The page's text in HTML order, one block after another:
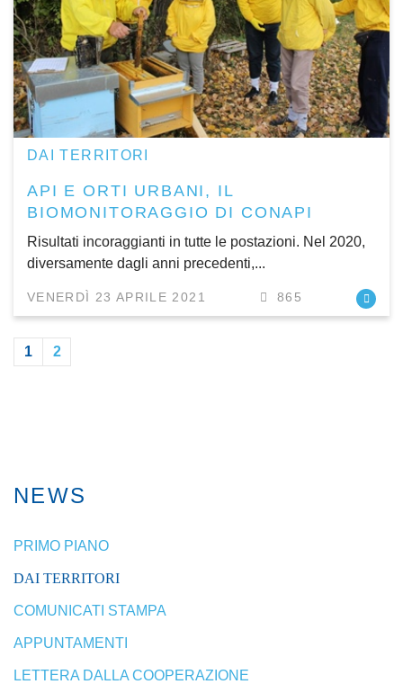
DAI TERRITORI
API E ORTI URBANI, IL
BIOMONITORAGGIO DI CONAPI
Risultati incoraggianti in tutte le postazioni. Nel 2020,
diversamente dagli anni precedenti,...
VENERDÌ 23 APRILE 2021 865
1 2
NEWS
PRIMO PIANO
DAI TERRITORI
COMUNICATI STAMPA
APPUNTAMENTI
LETTERA DALLA COOPERAZIONE